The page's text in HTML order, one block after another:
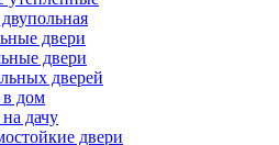
двери
двери
дверей
в дом
дачу
двери